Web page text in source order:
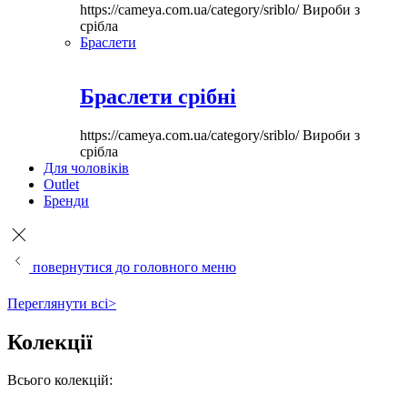
https://cameya.com.ua/category/sriblo/Вироби з
срібла
Браслети
Браслети срібні
https://cameya.com.ua/category/sriblo/Вироби з
срібла
Для чоловіків
Outlet
Бренди
повернутися до головного меню
Переглянути всі>
Колекції
Всього колекцій: